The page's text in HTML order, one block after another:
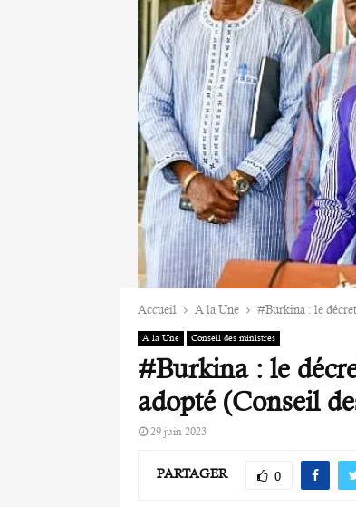
Accueil A la Une #Burkina : le
A la Une Conseil des ministres
#Burkina : le
adopté (Conseil
29 juin 2023
PARTAGER 0